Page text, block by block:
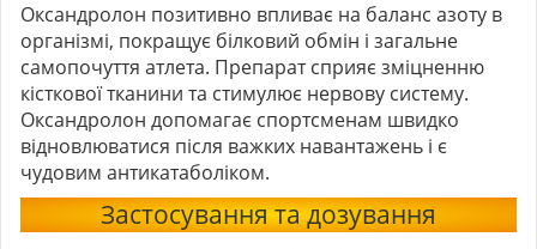
Оксандролон позитивно впливає на баланс азоту в
організмі, покращує білковий обмін і загальне
самопочуття атлета. Препарат сприяє зміцненню
кісткової тканини та стимулює нервову систему.
Оксандролон допомагає спортсменам швидко
відновлюватися після важких навантажень і є
чудовим антикатаболіком.
Застосування та дозування